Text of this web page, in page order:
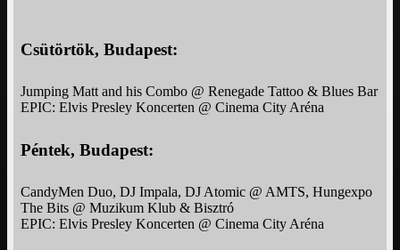
Csütörtök, Budapest:
Jumping Matt and his Combo @ Renegade Tattoo & Blues Bar
EPIC: Elvis Presley Koncerten @ Cinema City Aréna
Péntek, Budapest:
CandyMen Duo, DJ Impala, DJ Atomic @ AMTS, Hungexpo
The Bits @ Muzikum Klub & Bisztró
EPIC: Elvis Presley Koncerten @ Cinema City Aréna